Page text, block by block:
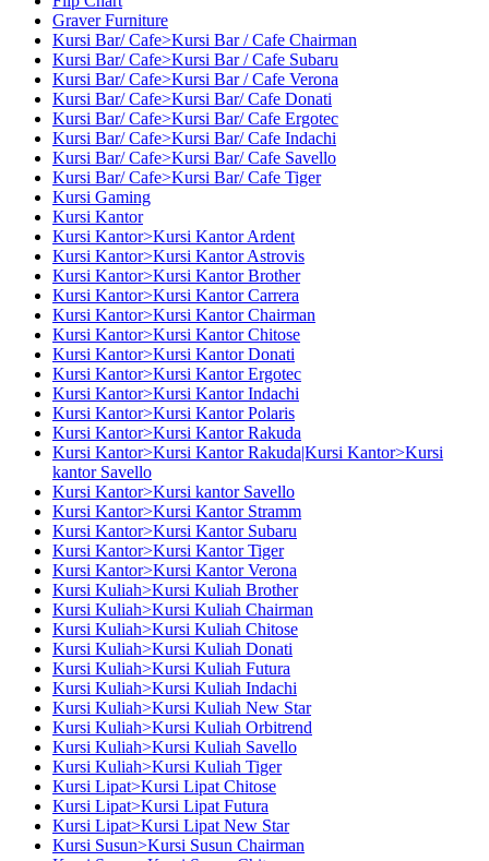
Graver Furniture
Kursi Bar/ Cafe>Kursi Bar / Cafe Chairman
Kursi Bar/ Cafe>Kursi Bar / Cafe Subaru
Kursi Bar/ Cafe>Kursi Bar / Cafe Verona
Kursi Bar/ Cafe>Kursi Bar/ Cafe Donati
Kursi Bar/ Cafe>Kursi Bar/ Cafe Ergotec
Kursi Bar/ Cafe>Kursi Bar/ Cafe Indachi
Kursi Bar/ Cafe>Kursi Bar/ Cafe Savello
Kursi Bar/ Cafe>Kursi Bar/ Cafe Tiger
Kursi Gaming
Kursi Kantor
Kursi Kantor>Kursi Kantor Ardent
Kursi Kantor>Kursi Kantor Astrovis
Kursi Kantor>Kursi Kantor Brother
Kursi Kantor>Kursi Kantor Carrera
Kursi Kantor>Kursi Kantor Chairman
Kursi Kantor>Kursi Kantor Chitose
Kursi Kantor>Kursi Kantor Donati
Kursi Kantor>Kursi Kantor Ergotec
Kursi Kantor>Kursi Kantor Indachi
Kursi Kantor>Kursi Kantor Polaris
Kursi Kantor>Kursi Kantor Rakuda
Kursi Kantor>Kursi Kantor Rakuda|Kursi Kantor>Kursi
kantor Savello
Kursi Kantor>Kursi kantor Savello
Kursi Kantor>Kursi Kantor Stramm
Kursi Kantor>Kursi Kantor Subaru
Kursi Kantor>Kursi Kantor Tiger
Kursi Kantor>Kursi Kantor Verona
Kursi Kuliah>Kursi Kuliah Brother
Kursi Kuliah>Kursi Kuliah Chairman
Kursi Kuliah>Kursi Kuliah Chitose
Kursi Kuliah>Kursi Kuliah Donati
Kursi Kuliah>Kursi Kuliah Futura
Kursi Kuliah>Kursi Kuliah Indachi
Kursi Kuliah>Kursi Kuliah New Star
Kursi Kuliah>Kursi Kuliah Orbitrend
Kursi Kuliah>Kursi Kuliah Savello
Kursi Kuliah>Kursi Kuliah Tiger
Kursi Lipat>Kursi Lipat Chitose
Kursi Lipat>Kursi Lipat Futura
Kursi Lipat>Kursi Lipat New Star
Kursi Susun>Kursi Susun Chairman